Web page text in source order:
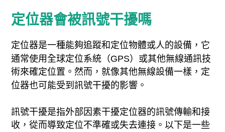
定位器會被訊號干擾嗎
定位器是一種能夠追蹤和定位物體或人的設備，它
通常使用全球定位系統（GPS）或其他無線通訊技
術來確定位置。然而，就像其他無線設備一樣，定
位器也可能受到訊號干擾的影響。
訊號干擾是指外部因素干擾定位器的訊號傳輸和接
收，從而導致定位不準確或失去連接。以下是一些